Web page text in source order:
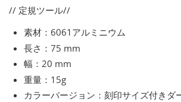
// 定規ツール//
素材：6061アルミニウム
長さ：75 mm
幅：20 mm
重量：15g
カラーバージョン：刻印サイズ付きダ